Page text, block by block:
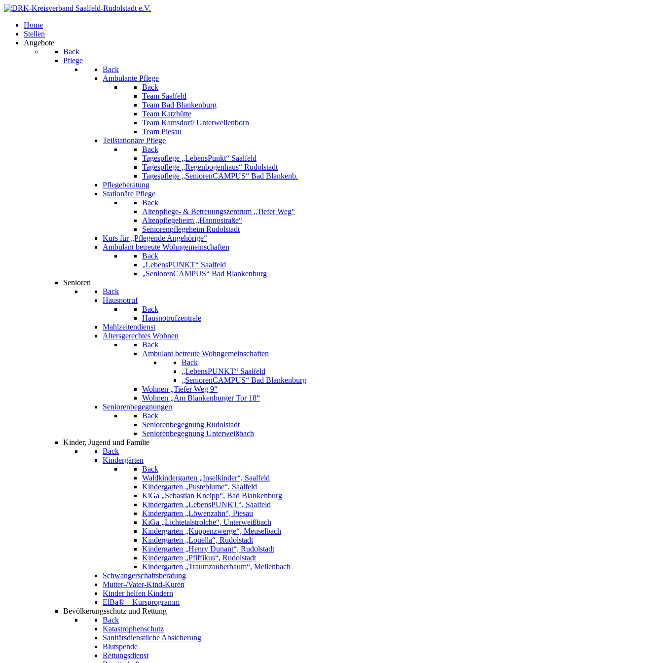
Home
Stellen
Angebote
Back
Pflege
Back
Ambulante Pflege
Back
Team Saalfeld
Team Bad Blankenburg
Team Katzhütte
Team Kamsdorf/ Unterwellenborn
Team Piesau
Teilstationäre Pflege
Back
Tagespflege „LebensPunkt“ Saalfeld
Tagespflege „Regenbogenhaus“ Rudolstadt
Tagespflege „SeniorenCAMPUS“ Bad Blankenb.
Pflegeberatung
Stationäre Pflege
Back
Altenpflege- & Betreuungszentrum „Tiefer Weg“
Altenpflegeheim „Hannostraße“
Seniorenpflegeheim Rudolstadt
Kurs für „Pflegende Angehörige“
Ambulant betreute Wohngemeinschaften
Back
„LebensPUNKT“ Saalfeld
„SeniorenCAMPUS“ Bad Blankenburg
Senioren
Back
Hausnotruf
Back
Hausnotrufzentrale
Mahlzeitendienst
Altersgerechtes Wohnen
Back
Ambulant betreute Wohngemeinschaften
Back
„LebensPUNKT“ Saalfeld
„SeniorenCAMPUS“ Bad Blankenburg
Wohnen „Tiefer Weg 9“
Wohnen „Am Blankenburger Tor 18“
Seniorenbegegnungen
Back
Seniorenbegegnung Rudolstadt
Seniorenbegegnung Unterweißbach
Kinder, Jugend und Familie
Back
Kindergärten
Back
Waldkindergarten „Inselkinder“, Saalfeld
Kindergarten „Pusteblume“, Saalfeld
KiGa „Sebastian Kneipp“, Bad Blankenburg
Kindergarten „LebensPUNKT“, Saalfeld
Kindergarten „Löwenzahn“, Piesau
KiGa „Lichtetalstrolche“, Unterweißbach
Kindergarten „Kuppenzwerge“, Meuselbach
Kindergarten „Louella“, Rudolstadt
Kindergarten „Henry Dunant“, Rudolstadt
Kindergarten „Pfiffikus“, Rudolstadt
Kindergarten „Traumzauberbaum“, Mellenbach
Schwangerschaftsberatung
Mutter-/Vater-Kind-Kuren
Kinder helfen Kindern
ElBa® – Kursprogramm
Bevölkerungsschutz und Rettung
Back
Katastrophenschutz
Sanitätsdienstliche Absicherung
Blutspende
Rettungsdienst